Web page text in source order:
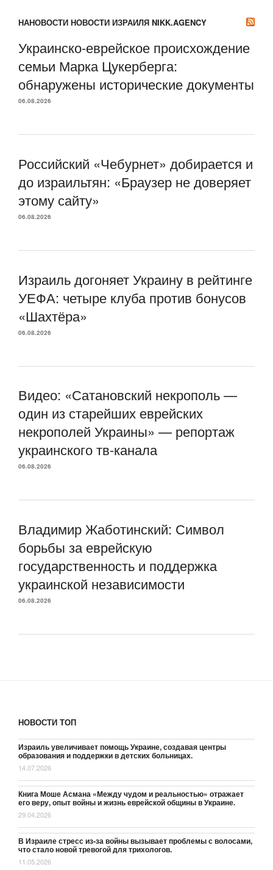
НАНОВОСТИ НОВОСТИ ИЗРАИЛЯ NIKK.AGENCY
Украинско-еврейское происхождение
семьи Марка Цукерберга:
обнаружены исторические документы
06.08.2026
Российский «Чебурнет» добирается и
до израильтян: «Браузер не доверяет
этому сайту»
06.08.2026
Израиль догоняет Украину в рейтинге
УЕФА: четыре клуба против бонусов
«Шахтёра»
06.08.2026
Видео: «Сатановский некрополь —
один из старейших еврейских
некрополей Украины» — репортаж
украинского тв-канала
06.08.2026
Владимир Жаботинский: Символ
борьбы за еврейскую
государственность и поддержка
украинской независимости
06.08.2026
НОВОСТИ ТОП
Израиль увеличивает помощь Украине, создавая центры
образования и поддержки в детских больницах.
14.07.2026
Книга Моше Асмана «Между чудом и реальностью» отражает
его веру, опыт войны и жизнь еврейской общины в Украине.
29.04.2026
В Израиле стресс из-за войны вызывает проблемы с волосами,
что стало новой тревогой для трихологов.
11.05.2026